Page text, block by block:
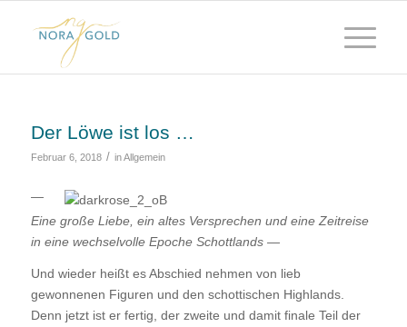
Der Löwe ist los …
Februar 6, 2018 / inAllgemein
—
Eine große Liebe, ein altes Versprechen und eine Zeitreise
in eine wechselvolle Epoche Schottlands —
Und wieder heißt es Abschied nehmen von lieb
gewonnenen Figuren und den schottischen Highlands.
Denn jetzt ist er fertig, der zweite und damit finale Teil der